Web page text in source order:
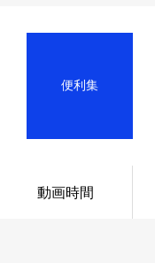
便利集
動画時間